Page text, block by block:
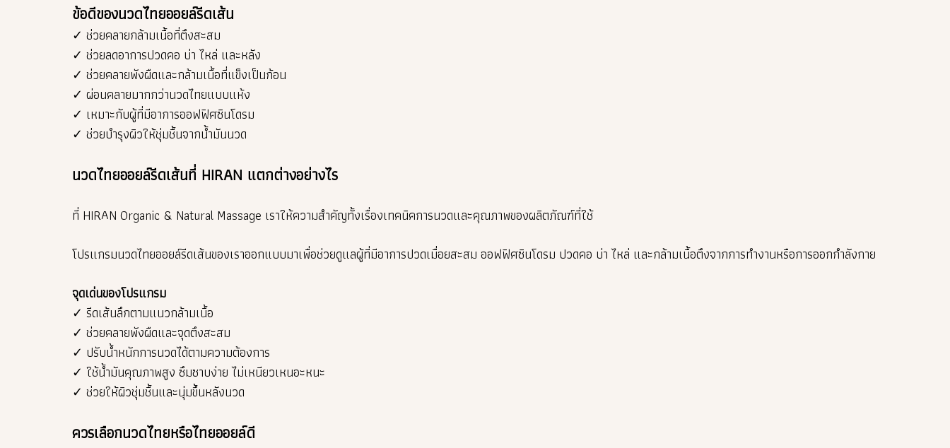
ข้อดีของนวดไทยออยล์รีดเส้น
✓ ช่วยคลายกล้ามเนื้อที่ตึงสะสม
✓ ช่วยลดอาการปวดคอ บ่า ไหล่ และหลัง
✓ ช่วยคลายพังผืดและกล้ามเนื้อที่แข็งเป็นก้อน
✓ ผ่อนคลายมากกว่านวดไทยแบบแห้ง
✓ เหมาะกับผู้ที่มีอาการออฟฟิศซินโดรม
✓ ช่วยบำรุงผิวให้ชุ่มชื้นจากน้ำมันนวด
นวดไทยออยล์รีดเส้นที่ HIRAN แตกต่างอย่างไร
ที่ HIRAN Organic & Natural Massage เราให้ความสำคัญทั้งเรื่องเทคนิคการนวดและคุณภาพของผลิตภัณฑ์ที่ใช้
โปรแกรมนวดไทยออยล์รีดเส้นของเราออกแบบมาเพื่อช่วยดูแลผู้ที่มีอาการปวดเมื่อยสะสม ออฟฟิศซินโดรม ปวดคอ บ่า ไหล่ และกล้ามเนื้อตึงจากการทำงานหรือการออกกำลังกาย
จุดเด่นของโปรแกรม
✓ รีดเส้นลึกตามแนวกล้ามเนื้อ
✓ ช่วยคลายพังผืดและจุดตึงสะสม
✓ ปรับน้ำหนักการนวดได้ตามความต้องการ
✓ ใช้น้ำมันคุณภาพสูง ซึมซาบง่าย ไม่เหนียวเหนอะหนะ
✓ ช่วยให้ผิวชุ่มชื้นและนุ่มขึ้นหลังนวด
ควรเลือกนวดไทยหรือไทยออยล์ดี